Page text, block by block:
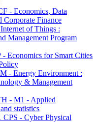
- Economics, Data
Corporate Finance
of Things :
Management Program
Economics for Smart Cities
- Energy Environment :
& Management
- M1 - Applied
statistics
- Cyber Physical